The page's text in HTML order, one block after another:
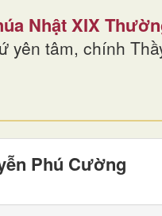
Nhật XIX
yên tâm, chính
Phú Cường